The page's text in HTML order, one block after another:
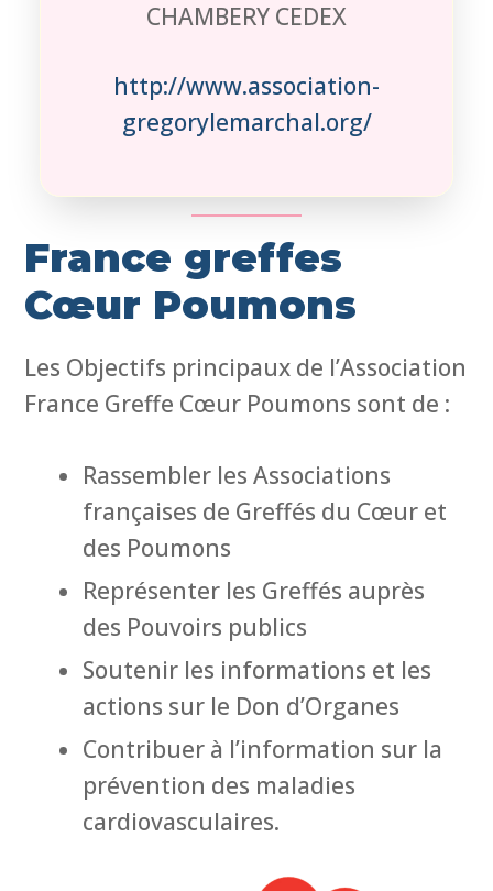
CHAMBERY CEDEX
http://www.association-
gregorylemarchal.org/
France greffes
Cœur Poumons
Les Objectifs principaux de l’Association
France Greffe Cœur Poumons sont de :
Rassembler les Associations
françaises de Greffés du Cœur et
des Poumons
Représenter les Greffés auprès
des Pouvoirs publics
Soutenir les informations et les
actions sur le Don d’Organes
Contribuer à l’information sur la
prévention des maladies
cardiovasculaires.